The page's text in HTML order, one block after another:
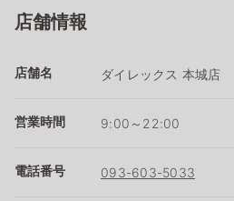
店舗情報
店舗名 ダイレックス 本城店
営業時間 9:00～22:00
電話番号 093-603-5033